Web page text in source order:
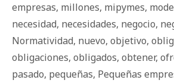
empresas, millones, mipymes,
necesidad, necesidades, negocio,
Normatividad, nuevo, objetivo,
obligaciones, obligados, obtener,
pasado, pequeñas, Pequeñas